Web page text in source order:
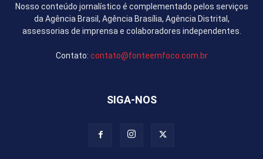
Nosso conteúdo jornalístico é complementado pelos serviços
da Agência Brasil, Agência Brasília, Agência Distrital,
assessorias de imprensa e colaboradores independentes.
Contato: contato@fonteemfoco.com.br
SIGA-NOS